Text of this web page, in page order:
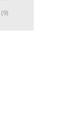
(9)